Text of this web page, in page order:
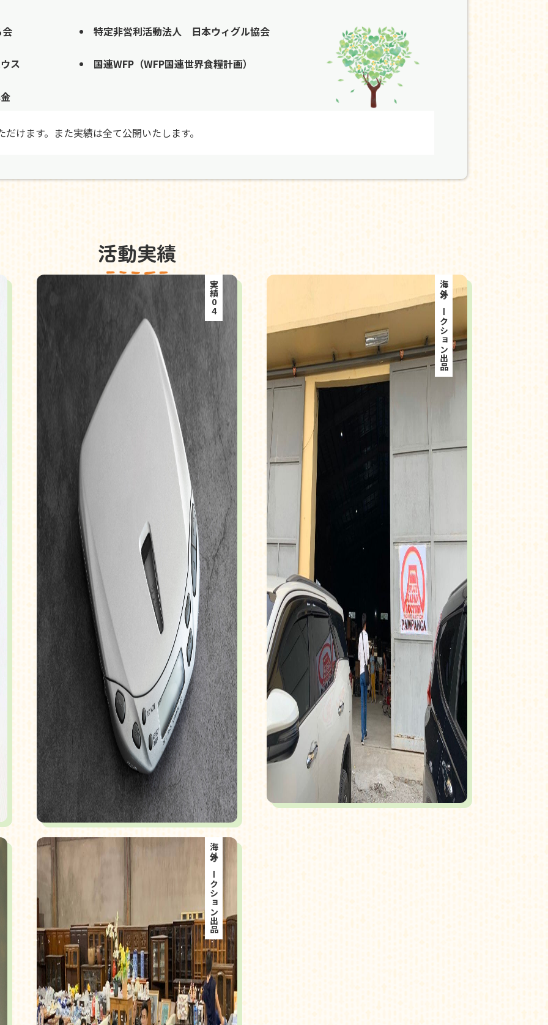
特定非営利活動法人 日本ウィグル協会
ス 国連WFP（WFP国連世界食糧計画）
けます。また実績は全て公開いたします。
活動実績
実績04 海外オークション出品
海外オークション出品